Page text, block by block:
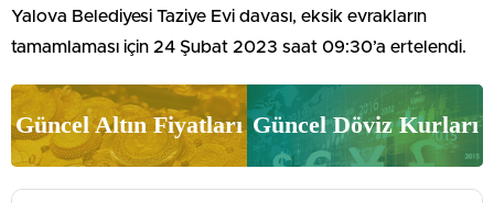
Yalova Belediyesi Taziye Evi davası, eksik evrakların
tamamlaması için 24 Şubat 2023 saat 09:30’a ertelendi.
Güncel Altın Fiyatları Güncel Döviz Kurları